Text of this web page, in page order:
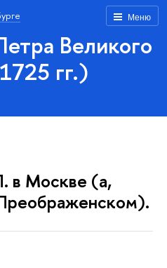
Меню
Великого
гг.)
в Москве (а,